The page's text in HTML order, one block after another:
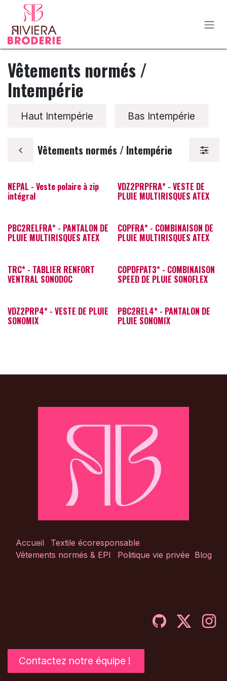
Se rendre au contenu
Vêtements normés /
Intempérie
Haut Intempérie Bas Intempérie
Vêtements normés / Intempérie
NEPAL - Veste polaire à zip
intégral
VDZ2PRPFRA* - VESTE DE
PLUIE MULTIRISQUES ATEX
PBC2RELFRA* - PANTALON DE
PLUIE MULTIRISQUES ATEX
COPFRA* - COMBINAISON DE
PLUIE MULTIRISQUES ATEX
TRC* - TABLIER RENFORT
VENTRAL SONODOC
COPDFPAT3* - COMBINAISON
SPEED DE PLUIE SONOFLEX
VDZ2PRP4* - VESTE DE PLUIE
SONOMIX
PBC2REL4* - PANTALON DE
PLUIE SONOMIX
Accueil
Textile écoresponsable
Vêtements normés & EPI
Politique vie privée Blog
Contactez notre équipe !